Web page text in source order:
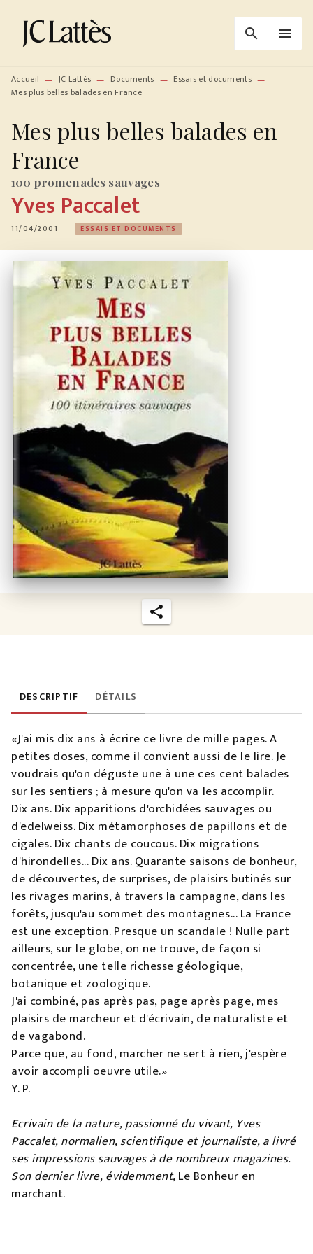
MENU RECHERCHE
PIED DE PAGE
search menu
Accueil — JC Lattès — Documents — Essais et documents —
Mes plus belles balades en France
Mes plus belles balades en
France
100 promenades sauvages
Yves Paccalet
11/04/2001 ESSAIS ET DOCUMENTS
DESCRIPTIF DÉTAILS
«J'ai mis dix ans à écrire ce livre de mille pages. A
petites doses, comme il convient aussi de le lire. Je
voudrais qu'on déguste une à une ces cent balades
sur les sentiers ; à mesure qu'on va les accomplir.
Dix ans. Dix apparitions d'orchidées sauvages ou
d'edelweiss. Dix métamorphoses de papillons et de
cigales. Dix chants de coucous. Dix migrations
d'hirondelles... Dix ans. Quarante saisons de bonheur,
de découvertes, de surprises, de plaisirs butinés sur
les rivages marins, à travers la campagne, dans les
forêts, jusqu'au sommet des montagnes... La France
est une exception. Presque un scandale ! Nulle part
ailleurs, sur le globe, on ne trouve, de façon si
concentrée, une telle richesse géologique,
botanique et zoologique.
J'ai combiné, pas après pas, page après page, mes
plaisirs de marcheur et d'écrivain, de naturaliste et
de vagabond.
Parce que, au fond, marcher ne sert à rien, j'espère
avoir accompli oeuvre utile.»
Y. P.
Ecrivain de la nature, passionné du vivant, Yves
Paccalet, normalien, scientifique et journaliste, a livré
ses impressions sauvages à de nombreux magazines.
Son dernier livre, évidemment,Le Bonheur en
marchant.